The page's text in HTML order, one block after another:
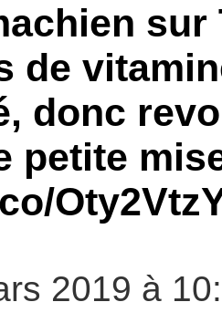
de
donc
petite
2019 à